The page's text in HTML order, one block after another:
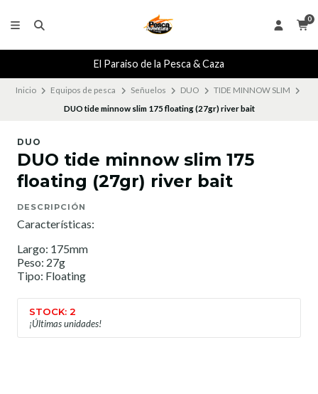
0
El Paraiso de la Pesca & Caza
Inicio Equipos de pesca Señuelos DUO
TIDE MINNOW SLIM
DUO tide minnow slim 175 floating (27gr) river bait
DUO
DUO tide minnow slim 175
floating (27gr) river bait
DESCRIPCIÓN
Características:
Largo: 175mm
Peso: 27g
Tipo: Floating
STOCK: 2
¡Últimas unidades!